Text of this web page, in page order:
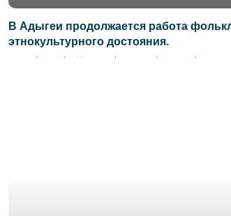
В Адыгеи продолжается работа
этнокультурного достояния.